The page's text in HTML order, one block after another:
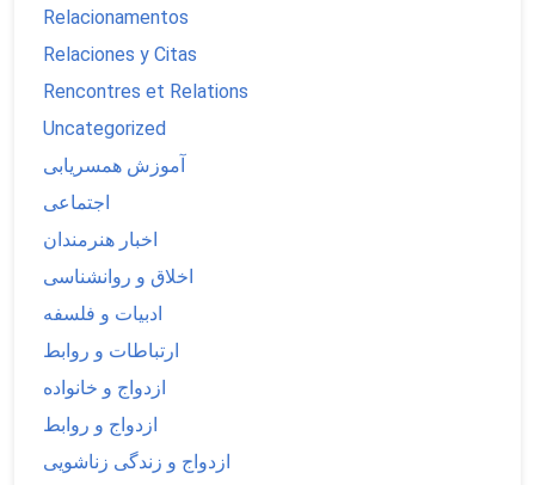
Relacionamentos
Relaciones y Citas
Rencontres et Relations
Uncategorized
آموزش همسریابی
اجتماعی
اخبار هنرمندان
اخلاق و روانشناسی
ادبیات و فلسفه
ارتباطات و روابط
ازدواج و خانواده
ازدواج و روابط
ازدواج و زندگی زناشویی